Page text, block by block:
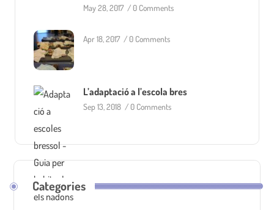
May 28, 2017 /0 Comments
Apr 18, 2017 /0 Comments
L’adaptació a l’escola bres
Sep 13, 2018 /0 Comments
Categories